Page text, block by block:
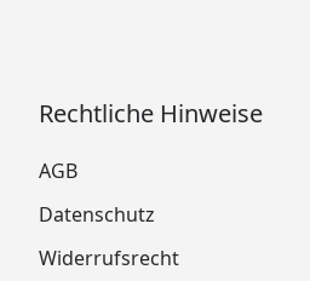
Rechtliche Hinweise
AGB
Datenschutz
Widerrufsrecht